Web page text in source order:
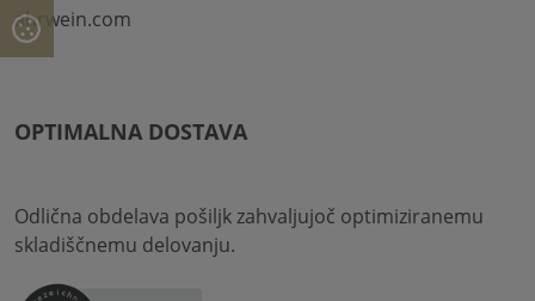
ahrwein.com
OPTIMALNA DOSTAVA
Odlična obdelava pošiljk zahvaljujoč optimiziranemu
skladiščnemu delovanju.